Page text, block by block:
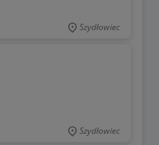
Szydłowiec
Szydłowiec